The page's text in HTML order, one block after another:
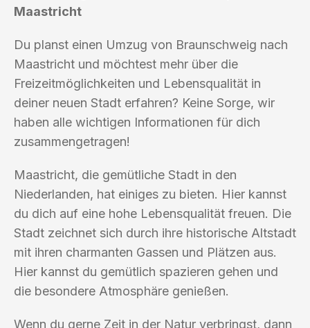
Maastricht
Du planst einen Umzug von Braunschweig nach
Maastricht und möchtest mehr über die
Freizeitmöglichkeiten und Lebensqualität in
deiner neuen Stadt erfahren? Keine Sorge, wir
haben alle wichtigen Informationen für dich
zusammengetragen!
Maastricht, die gemütliche Stadt in den
Niederlanden, hat einiges zu bieten. Hier kannst
du dich auf eine hohe Lebensqualität freuen. Die
Stadt zeichnet sich durch ihre historische Altstadt
mit ihren charmanten Gassen und Plätzen aus.
Hier kannst du gemütlich spazieren gehen und
die besondere Atmosphäre genießen.
Wenn du gerne Zeit in der Natur verbringst, dann